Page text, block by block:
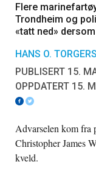
Flere
Trondheim og
«tatt ned»
HANS O.
PUBLISERT 15.
OPPDATERT 15.
Advarselen kom fra
Christopher James
kveld.